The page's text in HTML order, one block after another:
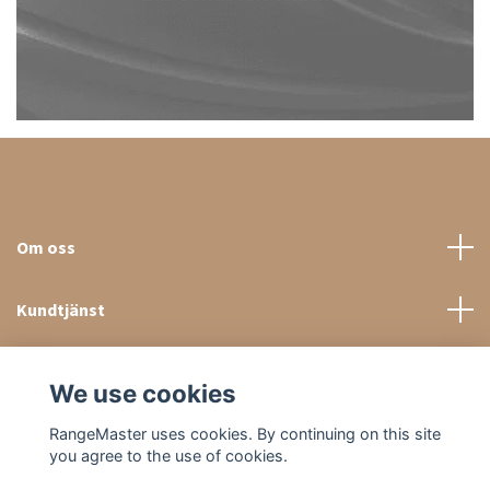
Om oss
Kundtjänst
We use cookies
RangeMaster uses cookies. By continuing on this site
you agree to the use of cookies.